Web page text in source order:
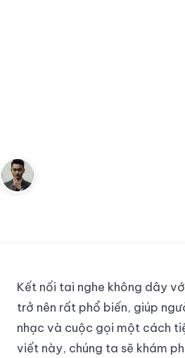
Kết nối tai nghe không dây
trở nên rất phổ biến, giúp
nhạc và cuộc gọi một cách
viết này, chúng ta sẽ khám